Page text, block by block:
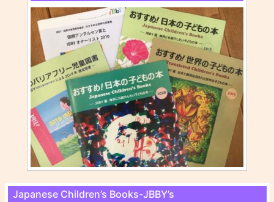
Japanese Children’s Books-JBBY’s